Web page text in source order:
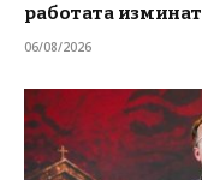
работата
06/08/2026